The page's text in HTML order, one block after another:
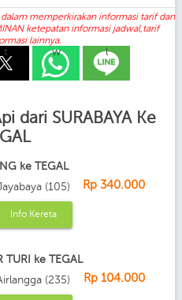
memperkirakan informasi tarif dan
ketepatan informasi jadwal,tarif
lainnya.
t w l
dari SURABAYA Ke
ke TEGAL
(105)
Rp 340.000
Info Kereta
TURI ke TEGAL
(235)
Rp 104.000